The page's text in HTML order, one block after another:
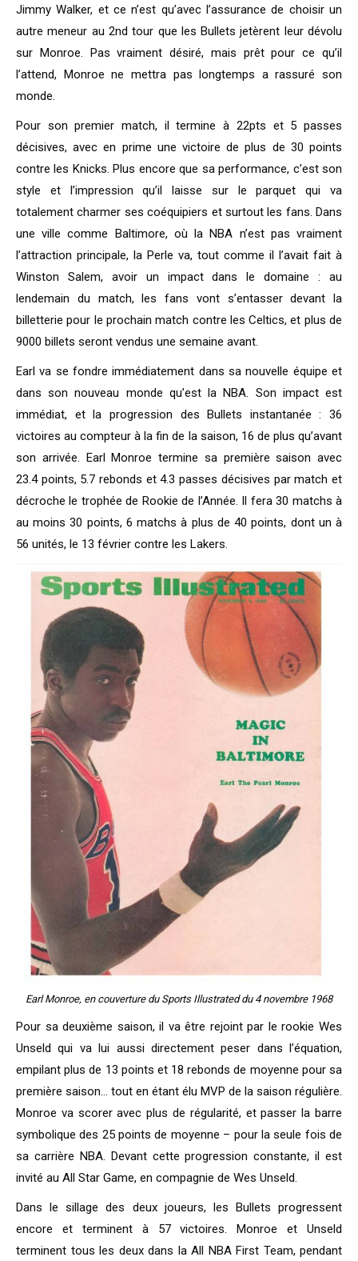
Jimmy Walker, et ce n’est qu’avec l’assurance de choisir un
autre meneur au 2nd tour que les Bullets jetèrent leur dévolu
sur Monroe. Pas vraiment désiré, mais prêt pour ce qu’il
l’attend, Monroe ne mettra pas longtemps a rassuré son
monde.
Pour son premier match, il termine à 22pts et 5 passes
décisives, avec en prime une victoire de plus de 30 points
contre les Knicks. Plus encore que sa performance, c’est son
style et l’impression qu’il laisse sur le parquet qui va
totalement charmer ses coéquipiers et surtout les fans. Dans
une ville comme Baltimore, où la NBA n’est pas vraiment
l’attraction principale, la Perle va, tout comme il l’avait fait à
Winston Salem, avoir un impact dans le domaine : au
lendemain du match, les fans vont s’entasser devant la
billetterie pour le prochain match contre les Celtics, et plus de
9000 billets seront vendus une semaine avant.
Earl va se fondre immédiatement dans sa nouvelle équipe et
dans son nouveau monde qu’est la NBA. Son impact est
immédiat, et la progression des Bullets instantanée : 36
victoires au compteur à la fin de la saison, 16 de plus qu’avant
son arrivée. Earl Monroe termine sa première saison avec
23.4 points, 5.7 rebonds et 4.3 passes décisives par match et
décroche le trophée de Rookie de l’Année. Il fera 30 matchs à
au moins 30 points, 6 matchs à plus de 40 points, dont un à
56 unités, le 13 février contre les Lakers.
Earl Monroe, en couverture du Sports Illustrated du 4 novembre 1968
Pour sa deuxième saison, il va être rejoint par le rookie Wes
Unseld qui va lui aussi directement peser dans l’équation,
empilant plus de 13 points et 18 rebonds de moyenne pour sa
première saison… tout en étant élu MVP de la saison régulière.
Monroe va scorer avec plus de régularité, et passer la barre
symbolique des 25 points de moyenne – pour la seule fois de
sa carrière NBA. Devant cette progression constante, il est
invité au All Star Game, en compagnie de Wes Unseld.
Dans le sillage des deux joueurs, les Bullets progressent
encore et terminent à 57 victoires. Monroe et Unseld
terminent tous les deux dans la All NBA First Team, pendant